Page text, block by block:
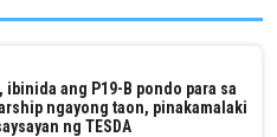
ibinida ang P19-B pondo para sa
ngayong taon, pinakamalaki
ng TESDA